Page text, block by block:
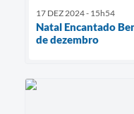
17 DEZ 2024 - 15h54
Natal Encantado
de dezembro